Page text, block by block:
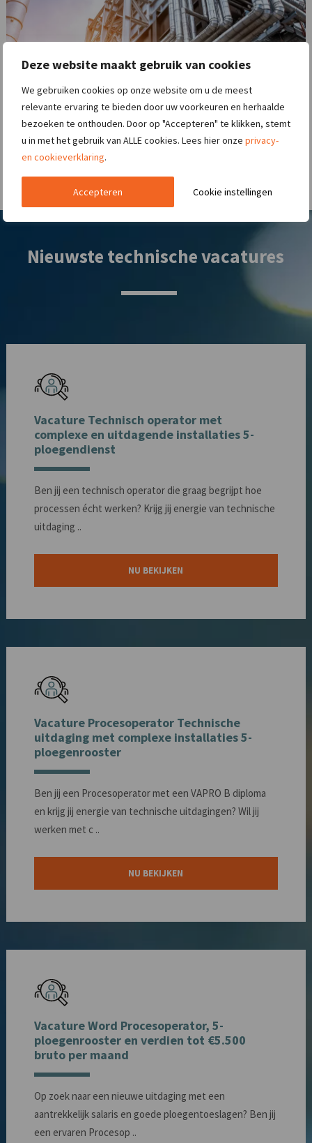
Deze website maakt gebruik van cookies
We gebruiken cookies op onze website om u de meest
relevante ervaring te bieden door uw voorkeuren en herhaalde
bezoeken te onthouden. Door op "Accepteren" te klikken, stemt
u in met het gebruik van ALLE cookies. Lees hier onze privacy-
en cookieverklaring.
Cookie instellingen
Accepteren
Nieuwste technische vacatures
Vacature Technisch operator met
complexe en uitdagende installaties 5-
ploegendienst
Ben jij een technisch operator die graag begrijpt hoe
processen écht werken? Krijg jij energie van technische
uitdaging ..
NU BEKIJKEN
Vacature Procesoperator Technische
uitdaging met complexe installaties 5-
ploegenrooster
Ben jij een Procesoperator met een VAPRO B diploma
en krijg jij energie van technische uitdagingen? Wil jij
werken met c ..
NU BEKIJKEN
Vacature Word Procesoperator, 5-
ploegenrooster en verdien tot €5.500
bruto per maand
Op zoek naar een nieuwe uitdaging met een
aantrekkelijk salaris en goede ploegentoeslagen? Ben jij
een ervaren Procesop ..